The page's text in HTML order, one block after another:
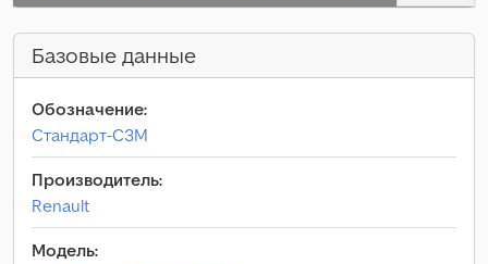
Базовые данные
Обозначение:
Стандарт-СЗМ
Производитель:
Renault
Модель: